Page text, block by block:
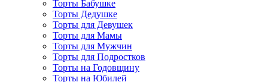
Торты Бабушке
Торты Дедушке
Торты для Девушек
Торты для Мамы
Торты для Мужчин
Торты для Подростков
Торты на Годовщину
Торты на Юбилей